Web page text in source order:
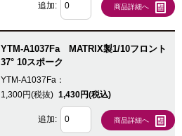
追加: 商品詳細へ
YTM-A1037Fa MATRIX製1/10フロント
37° 10スポーク
YTM-A1037Fa：
1,300円(税抜) 1,430円(税込)
追加: 商品詳細へ